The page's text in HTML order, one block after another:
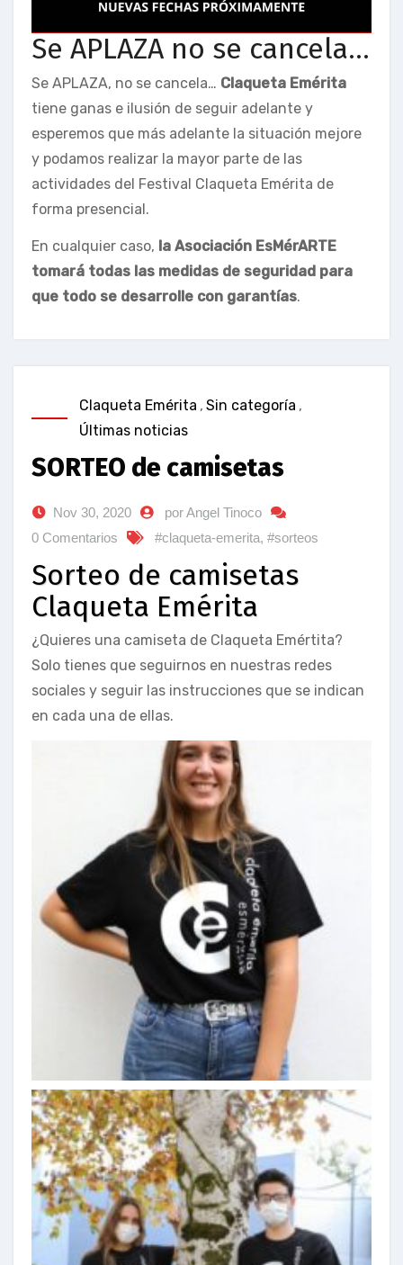
Se APLAZA no se cancela…
Se APLAZA, no se cancela… Claqueta Emérita
tiene ganas e ilusión de seguir adelante y
esperemos que más adelante la situación mejore
y podamos realizar la mayor parte de las
actividades del Festival Claqueta Emérita de
forma presencial.
En cualquier caso, la Asociación EsMérARTE
tomará todas las medidas de seguridad para
que todo se desarrolle con garantías.
Claqueta Emérita , Sin categoría ,
Últimas noticias
SORTEO de camisetas
Nov 30, 2020
por Angel Tinoco
0 Comentarios
#claqueta-emerita, #sorteos
Sorteo de camisetas
Claqueta Emérita
¿Quieres una camiseta de Claqueta Emértita?
Solo tienes que seguirnos en nuestras redes
sociales y seguir las instrucciones que se indican
en cada una de ellas.